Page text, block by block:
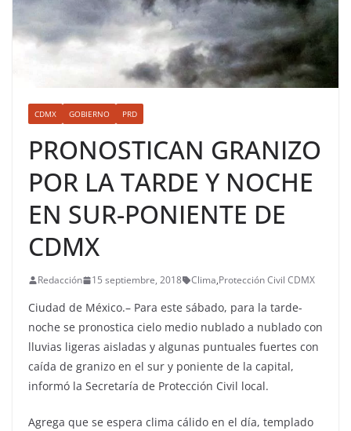
CDMX GOBIERNO PRD
PRONOSTICAN GRANIZO
POR LA TARDE Y NOCHE
EN SUR-PONIENTE DE
CDMX
Redacción 15 septiembre, 2018 Clima,Protección Civil CDMX
Ciudad de México.– Para este sábado, para la tarde-
noche se pronostica cielo medio nublado a nublado con
lluvias ligeras aisladas y algunas puntuales fuertes con
caída de granizo en el sur y poniente de la capital,
informó la Secretaría de Protección Civil local.
Agrega que se espera clima cálido en el día, templado